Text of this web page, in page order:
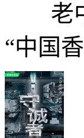
老中
“中国